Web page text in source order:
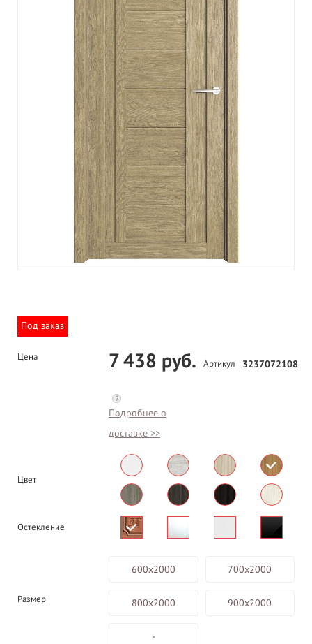
Под заказ
Цена 7 438 руб.
?
Подробнее о
доставке >>
Артикул 3237072108
Цвет
Остекление
Размер
600х2000 700х2000
800х2000 900х2000
-